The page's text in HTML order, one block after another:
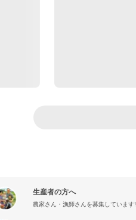
生産者の方へ
農家さん・漁師さんを募集しています!